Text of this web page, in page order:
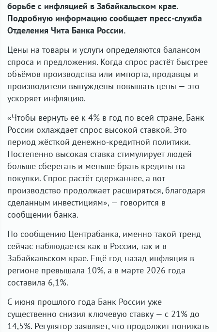
борьбе с инфляцией в Забайкальском крае.
Подробную информацию сообщает пресс-служба
Отделения Чита Банка России.
Цены на товары и услуги определяются балансом
спроса и предложения. Когда спрос растёт быстрее
объёмов производства или импорта, продавцы и
производители вынуждены повышать цены — это
ускоряет инфляцию.
«Чтобы вернуть её к 4% в год по всей стране, Банк
России охлаждает спрос высокой ставкой. Это
период жёсткой денежно-кредитной политики.
Постепенно высокая ставка стимулирует людей
больше сберегать и меньше брать кредиты на
покупки. Спрос растёт сдержаннее, а вот
производство продолжает расширяться, благодаря
сделанным инвестициям», — говорится в
сообщении банка.
По сообщению Центрабанка, именно такой тренд
сейчас наблюдается как в России, так и в
Забайкальском крае. Ещё год назад инфляция в
регионе превышала 10%, а в марте 2026 года
составила 6,1%.
С июня прошлого года Банк России уже
существенно снизил ключевую ставку — с 21% до
14,5%. Регулятор заявляет, что продолжит понижать